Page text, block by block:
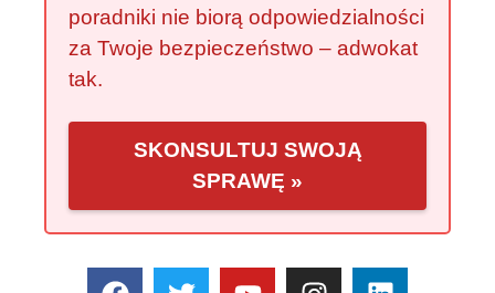
poradniki nie biorą odpowiedzialności
za Twoje bezpieczeństwo – adwokat
tak.
SKONSULTUJ SWOJĄ
SPRAWĘ »